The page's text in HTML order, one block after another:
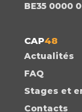
BE35 0000
CAP48
Actualités
FAQ
Stages et
Contacts